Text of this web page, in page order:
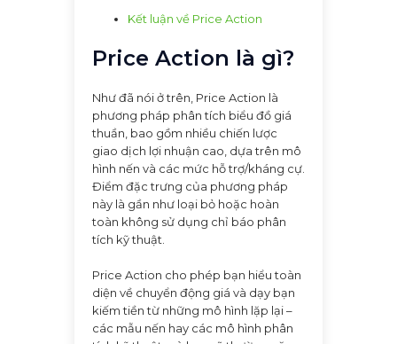
Kết luận về Price Action
Price Action là gì?
Như đã nói ở trên, Price Action là
phương pháp phân tích biểu đồ giá
thuần, bao gồm nhiều chiến lược
giao dịch lợi nhuận cao, dựa trên mô
hình nến và các mức hỗ trợ/kháng cự.
Điểm đặc trưng của phương pháp
này là gần như loại bỏ hoặc hoàn
toàn không sử dụng chỉ báo phân
tích kỹ thuật.
Price Action cho phép bạn hiểu toàn
diện về chuyển động giá và dạy bạn
kiếm tiền từ những mô hình lặp lại –
các mẫu nến hay các mô hình phân